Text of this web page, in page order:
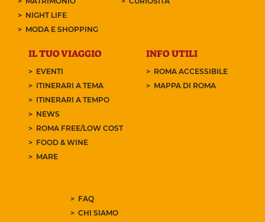
NIGHT LIFE
MODA E SHOPPING
IL TUO VIAGGIO
EVENTI
ITINERARI A TEMA
ITINERARI A TEMPO
NEWS
ROMA FREE/LOW COST
FOOD & WINE
MARE
INFO UTILI
ROMA ACCESSIBILE
MAPPA DI ROMA
FAQ
CHI SIAMO